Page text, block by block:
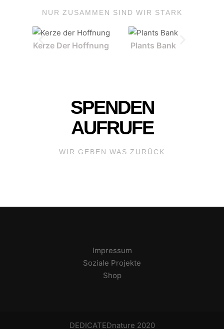
NUR ZUSAMMEN SIND WIR STARK
Kerze Der Hoffnung Plants Bank
SPENDEN
AUFRUFE
WIR GEBEN WAS ZURÜCK
Impressum
Soziale Projekte
Shop
DEDICATEDnature 2020